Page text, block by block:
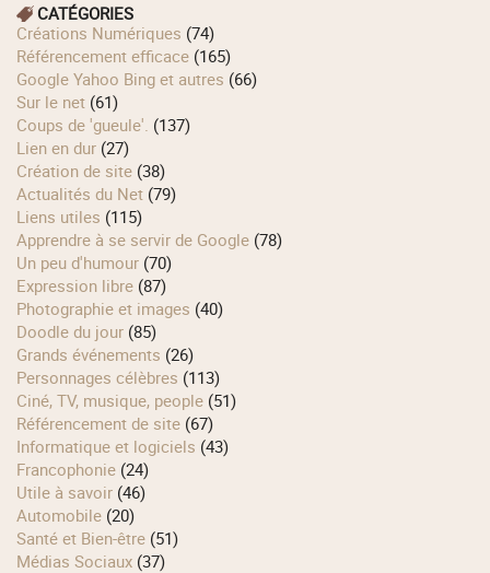
CATÉGORIES
Créations Numériques (74)
Référencement efficace (165)
Google Yahoo Bing et autres (66)
Sur le net (61)
Coups de 'gueule'. (137)
Lien en dur (27)
Création de site (38)
Actualités du Net (79)
Liens utiles (115)
Apprendre à se servir de Google (78)
Un peu d'humour (70)
Expression libre (87)
Photographie et images (40)
Doodle du jour (85)
Grands événements (26)
Personnages célèbres (113)
Ciné, TV, musique, people (51)
Référencement de site (67)
Informatique et logiciels (43)
Francophonie (24)
Utile à savoir (46)
Automobile (20)
Santé et Bien-être (51)
Médias Sociaux (37)